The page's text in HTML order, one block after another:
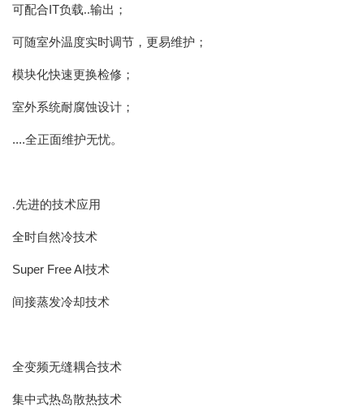
可配合IT负载..输出；
可随室外温度实时调节，更易维护；
模块化快速更换检修；
室外系统耐腐蚀设计；
....全正面维护无忧。
.先进的技术应用
全时自然冷技术
Super Free AI技术
间接蒸发冷却技术
全变频无缝耦合技术
集中式热岛散热技术